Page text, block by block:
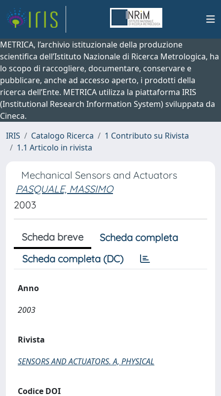
METRICA, l’archivio istituzionale della produzione
scientifica dell’Istituto Nazionale di Ricerca Metrologica, ha
lo scopo di raccogliere, documentare, conservare e
pubblicare, anche ad accesso aperto, i prodotti della
ricerca dell’Ente. METRICA utilizza la piattaforma IRIS
(Institutional Research Information System) sviluppata da
Cineca.
IRIS
Catalogo Ricerca
1 Contributo su Rivista
1.1 Articolo in rivista
Mechanical Sensors and Actuators
PASQUALE, MASSIMO
2003
Scheda breve
Scheda completa
Scheda completa (DC)
Anno
2003
Rivista
SENSORS AND ACTUATORS. A, PHYSICAL
Codice DOI